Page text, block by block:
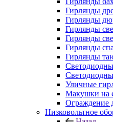
Гирлянды
Гирлянды
Гирлянды
Гирлянды
Гирлянды
Гирлянды
Уличные
Макушки на
Ограждение
Низковольтное